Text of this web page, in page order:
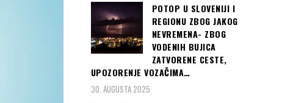
POTOP U SLOVENIJI I
REGIONU ZBOG JAKOG
NEVREMENA- ZBOG
VODENIH BUJICA
ZATVORENE CESTE,
UPOZORENJE VOZAČIMA…
30. AUGUSTA 2025